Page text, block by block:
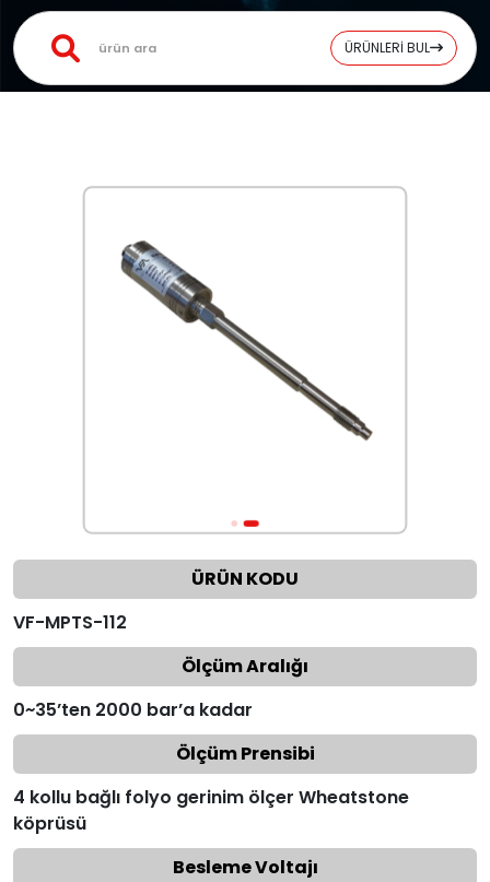
ÜRÜNLERİ BUL
ÜRÜN KODU
VF-MPTS-112
Ölçüm Aralığı
0~35’ten 2000 bar’a kadar
Ölçüm Prensibi
4 kollu bağlı folyo gerinim ölçer Wheatstone
köprüsü
Besleme Voltajı